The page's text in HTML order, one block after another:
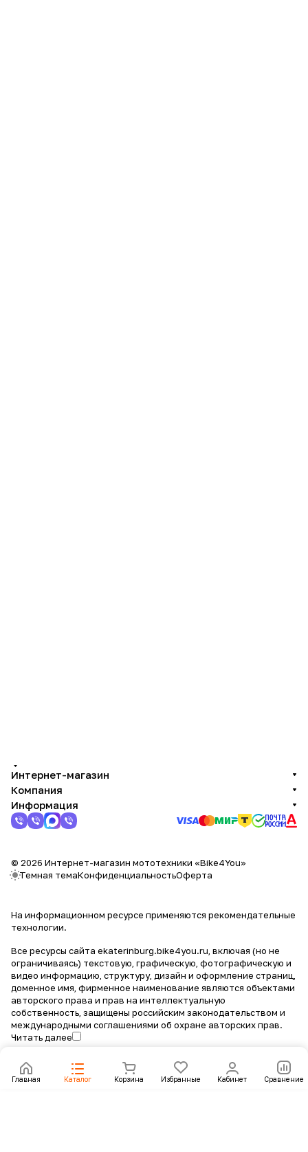
Главная Каталог Корзина Избранные Кабинет Сравнение
Интернет-магазин
Компания
Информация
© 2026 Интернет-магазин мототехники «Bike4You»
Темная темаКонфиденциальностьОферта
На информационном ресурсе применяются рекомендательные
технологии.
Все ресурсы сайта ekaterinburg.bike4you.ru, включая (но не
ограничиваясь) текстовую, графическую, фотографическую и
видео информацию, структуру, дизайн и оформление страниц,
доменное имя, фирменное наименование являются объектами
авторского права и прав на интеллектуальную
собственность, защищены российским законодательством и
международными соглашениями об охране авторских прав.
Читать далее